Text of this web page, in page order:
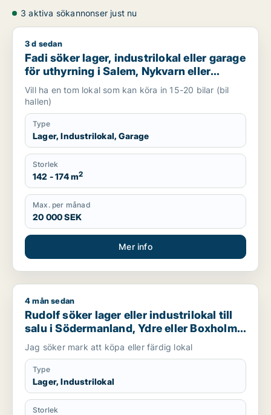
3 aktiva sökannonser just nu
Fadi söker lager, industrilokal eller garage för uthyrning i
3 d sedan
Fadi söker lager, industrilokal eller garage
för uthyrning i Salem, Nykvarn eller
Södertälje m.fl.
Vill ha en tom lokal som kan köra in 15-20 bilar (bil
hallen)
Type
Lager, Industrilokal, Garage
Storlek
142 - 174 m2
Max. per månad
20 000 SEK
Mer info
Rudolf söker lager eller industrilokal till salu i
4 mån sedan
Rudolf söker lager eller industrilokal till
salu i Södermanland, Ydre eller Boxholm
m.fl.
Jag söker mark att köpa eller färdig lokal
Type
Lager, Industrilokal
Storlek